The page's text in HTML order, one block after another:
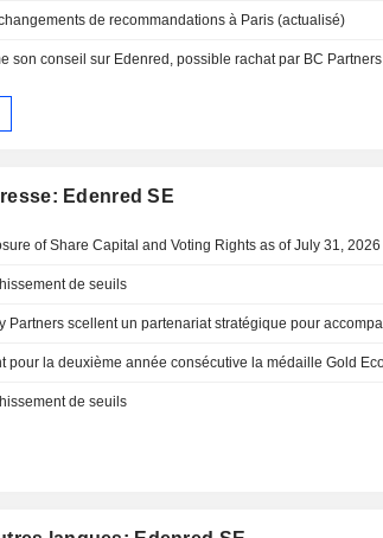
de recommandations à Paris (actualisé)
son conseil sur Edenred, possible rachat par BC Partners
Edenred SE
of Share Capital and Voting Rights as of July 31, 2026
de seuils
de seuils